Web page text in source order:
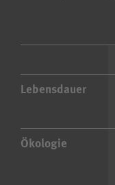
Lebensdauer
Ökologie